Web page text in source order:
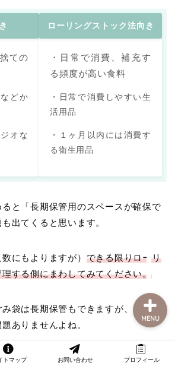
ローリングストック法向き
ての
どか
オな
・日常で消費、補充す
る頻度が高い食料
・日常で消費しやすい生
活用品
・１ヶ月以内には消費す
る衛生用品
と「長期保管用のスペースが確保で
出てくると思います。
にもよりますが） できる限りローリ
する側にまわしてみてください。
袋は長期保管もできますが、日常で
ありませんよね。
や懐中電灯は頻繁に使いませんから、
トマップ お問い合わせ プロフィール
MENU
部屋探し
くらしの豆知識
おうち時間の楽しみ方